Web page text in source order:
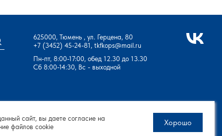
625000, Тюмень , ул. Герцена, 80
+7 (3452) 45-24-81,tkfkops@mail.ru
Пн-пт, 8:00-17:00, обед 12.30 до 13.30
Сб 8:00-14:30, Вс - выходной
сайт, вы даете согласие на
файлов cookie
Хорошо